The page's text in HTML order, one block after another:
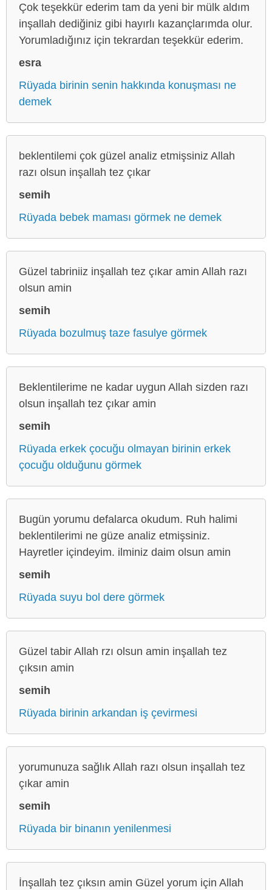
Çok teşekkür ederim tam da yeni bir mülk aldım
inşallah dediğiniz gibi hayırlı kazançlarımda olur.
Yorumladığınız için tekrardan teşekkür ederim.
esra
Rüyada birinin senin hakkında konuşması ne
demek
beklentilemi çok güzel analiz etmişsiniz Allah
razı olsun inşallah tez çıkar
semih
Rüyada bebek maması görmek ne demek
Güzel tabriniiz inşallah tez çıkar amin Allah razı
olsun amin
semih
Rüyada bozulmuş taze fasulye görmek
Beklentilerime ne kadar uygun Allah sizden razı
olsun inşallah tez çıkar amin
semih
Rüyada erkek çocuğu olmayan birinin erkek
çocuğu olduğunu görmek
Bugün yorumu defalarca okudum. Ruh halimi
beklentilerimi ne güze analiz etmişsiniz.
Hayretler içindeyim. ilminiz daim olsun amin
semih
Rüyada suyu bol dere görmek
Güzel tabir Allah rzı olsun amin inşallah tez
çıksın amin
semih
Rüyada birinin arkandan iş çevirmesi
yorumunuza sağlık Allah razı olsun inşallah tez
çıkar amin
semih
Rüyada bir binanın yenilenmesi
İnşallah tez çıksın amin Güzel yorum için Allah